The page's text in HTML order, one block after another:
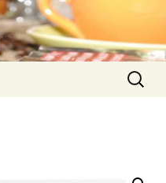
Zoeken
naar: